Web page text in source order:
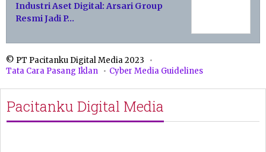
Industri Aset Digital: Arsari Group
Resmi Jadi P…
© PT Pacitanku Digital Media 2023
Tata Cara Pasang Iklan
Cyber Media Guidelines
Pacitanku Digital Media